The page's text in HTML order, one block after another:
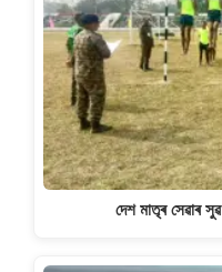
দেশ মাতৃৰ সেৱাৰ